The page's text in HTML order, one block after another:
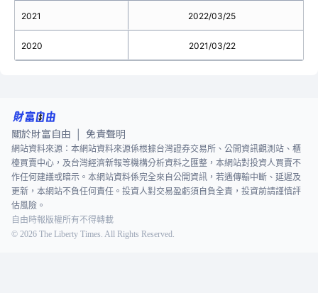
2021
2020
2022/03/25
2021/03/22
關於財富自由 免責聲明
網站資料來源：本網站資料來源係根據台灣證券交易所、公開資訊觀測站、櫃
檯買賣中心，及台灣經濟新報等機構分析資料之匯整，本網站對投資人買賣不
作任何建議或暗示。本網站資料係完全來自公開資訊，若遇傳輸中斷、延遲及
更新，本網站不負任何責任。投資人對交易盈虧須自負全責，投資前請謹慎評
估風險。
自由時報版權所有不得轉載
© 2026 The Liberty Times. All Rights Reserved.